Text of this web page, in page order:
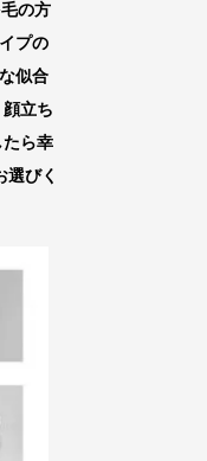
の方
プの
似合
立ち
たら幸
選びく